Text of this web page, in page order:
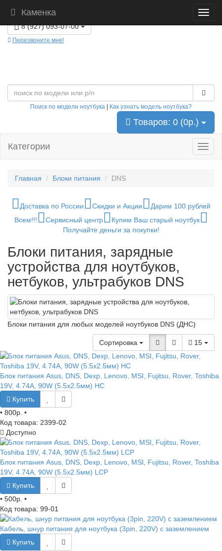
Каменка
г. Каменка, ул. Чкалова 19В, 2-этаж. ПН-ВС с 09:30 до 18:30
8 (927) 093-07-00
Перезвоните мне!
Поиск по модели ноутбука Как узнать модель ноутбука?
Товаров: 0 (0р.)
Категории
Главная Блоки питания DNS
Доставка по России Скидки и Акции
Дарим 100 рублей
Всем!!!
Сервисный центр
Купим Ваш старый ноутбук
Получайте деньги за покупки!
Блоки питания, зарядные
устройства для ноутбуков,
нетбуков, ультрабуков DNS
Блоки питания для любых моделей ноутбуков DNS (ДНС)
Сортировка 15
Блок питания Asus, DNS, Dexp, Lenovo, MSI, Fujitsu, Rover, Toshiba
19V, 4.74A, 90W (5.5x2.5мм) HC
Купить
• 800р. •
Код товара: 2399-02
Доступно
Блок питания Asus, DNS, Dexp, Lenovo, MSI, Fujitsu, Rover, Toshiba
19V, 4.74A, 90W (5.5x2.5мм) LCP
Купить
• 500р. •
Код товара: 99-01
Кабель, шнур питания для ноутбука (3pin, 220V) с заземлением
Купить